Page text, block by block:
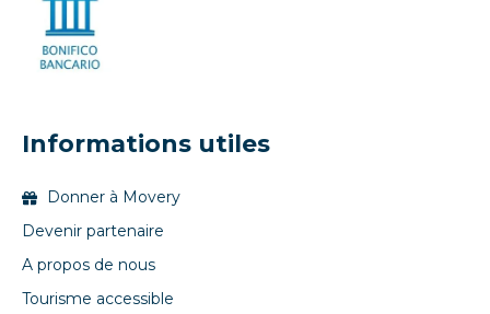
Informations utiles
Donner à Movery
Devenir partenaire
A propos de nous
Tourisme accessible